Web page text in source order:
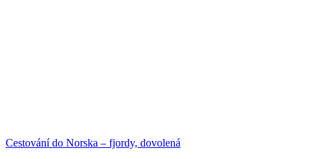
Cestování do Norska – fjordy, dovolená